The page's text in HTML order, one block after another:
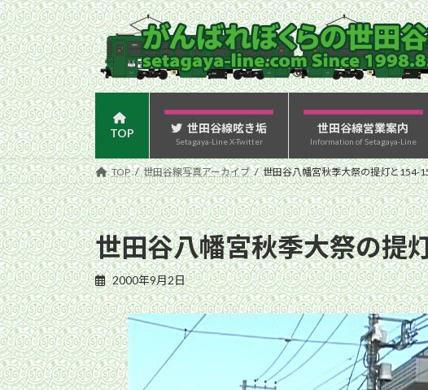
コ
ン
テ
ン
ツ
へ
ス
キ
ッ
プ
ナ
ビ
ゲ
ー
シ
ョ
ン
に
移
動
TOP 世田谷線呟き垢
Setagaya-Line X-Twitter
世田谷線営業案内
Information of Setagaya-Line
TOP 世田谷線写真アーカイブ 世田谷八幡宮秋季大祭の提灯と154-
世田谷八幡宮秋季大祭の提
2000年9月2日